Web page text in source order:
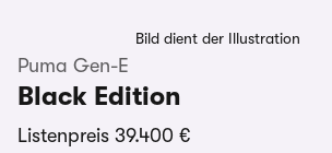
Bild dient der Illustration
Puma Gen-E
Black Edition
Listenpreis 39.400 €